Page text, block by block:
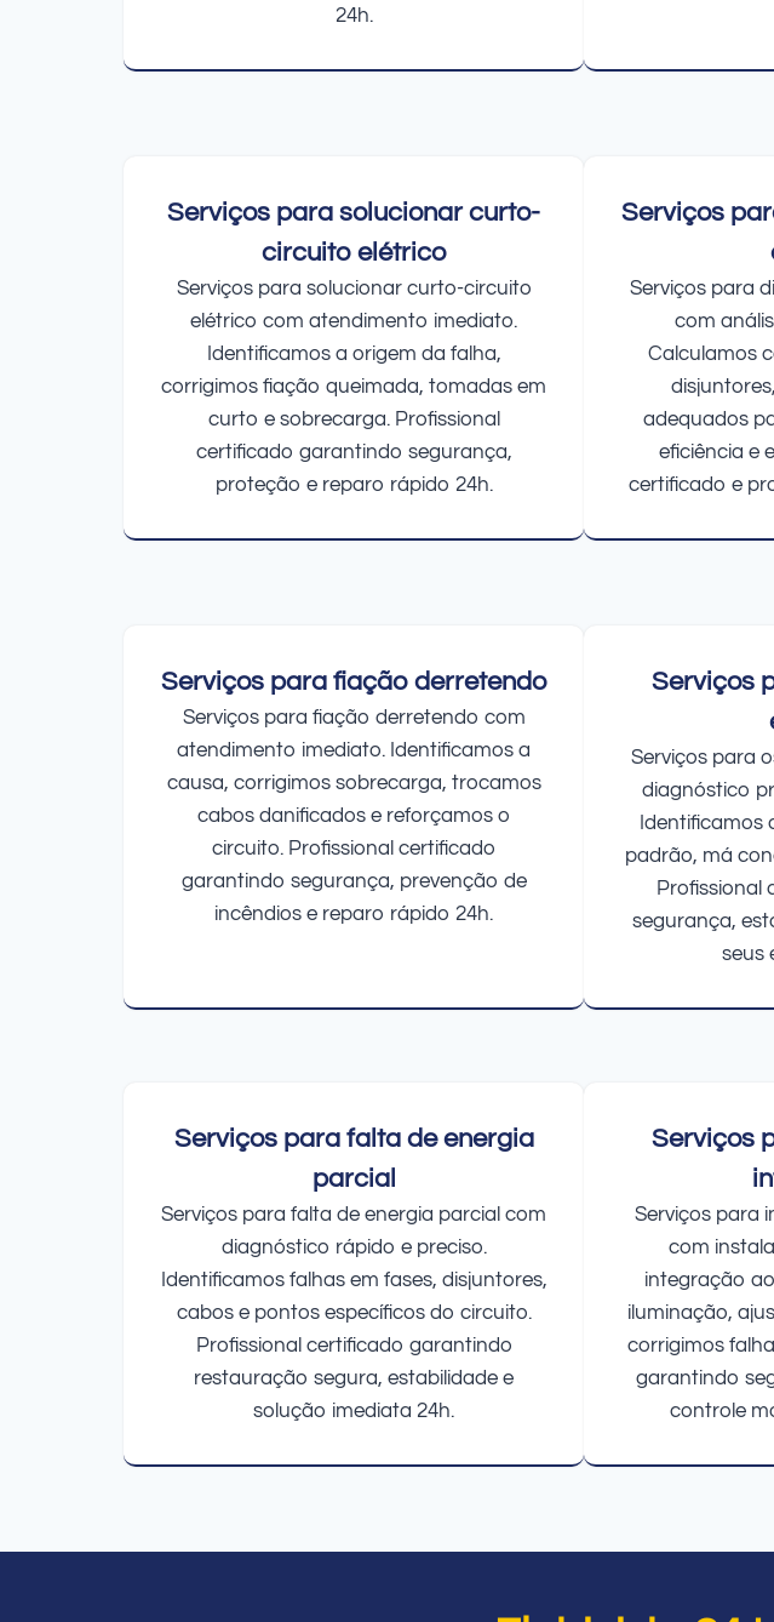
24h.
Serviços para solucionar curto-
circuito elétrico
Serviços para solucionar curto-circuito
elétrico com atendimento imediato.
Identificamos a origem da falha,
corrigimos fiação queimada, tomadas em
curto e sobrecarga. Profissional
certificado garantindo segurança,
proteção e reparo rápido 24h.
Serviços
Serviços para
com
Calculamos
adequados
eficiência e
certificado e
Serviços para fiação derretendo
Serviços para fiação derretendo com
atendimento imediato. Identificamos a
causa, corrigimos sobrecarga, trocamos
cabos danificados e reforçamos o
circuito. Profissional certificado
garantindo segurança, prevenção de
incêndios e reparo rápido 24h.
Serviços
Serviços para
diagnóstico
Identificamos
padrão, má
Profissional
segurança,
seus
Serviços para falta de energia
parcial
Serviços para falta de energia parcial com
diagnóstico rápido e preciso.
Identificamos falhas em fases, disjuntores,
cabos e pontos específicos do circuito.
Profissional certificado garantindo
restauração segura, estabilidade e
solução imediata 24h.
Serviços
Serviços para
com
integração
iluminação,
corrigimos
garantindo
controle